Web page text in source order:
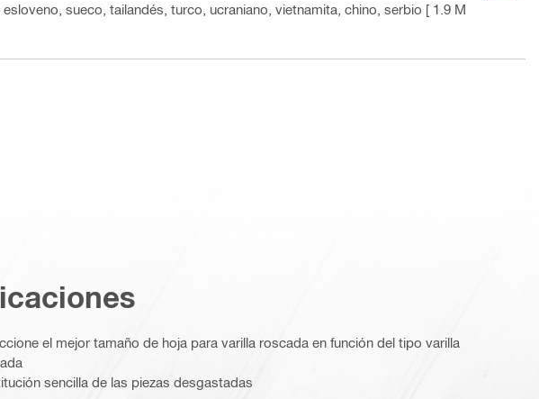
sueco, tailandés, turco, ucraniano, vietnamita, chino, serbio [ 1.9 M
el mejor tamaño de hoja para varilla roscada en función del tipo varilla
sencilla de las piezas desgastadas